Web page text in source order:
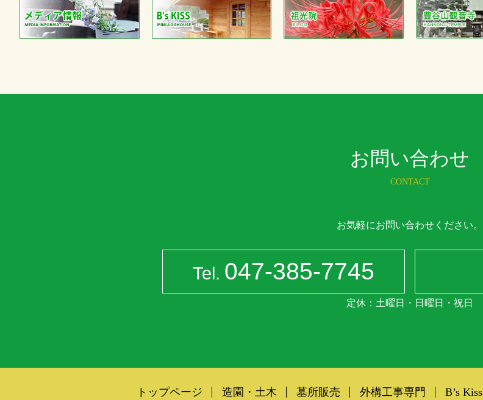
お問い合わせ
CONTACT
お気軽にお問い合わせください。
Tel. 047-385-7745
定休：土曜日・日曜日・祝日
トップページ 造園・土木 墓所販売 外構工事専門 B’s Kiss